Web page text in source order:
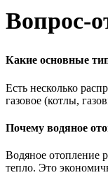
Вопрос-
Какие основные
Есть несколько
газовое (котлы,
Почему водяное
Водяное отопление
тепло. Это